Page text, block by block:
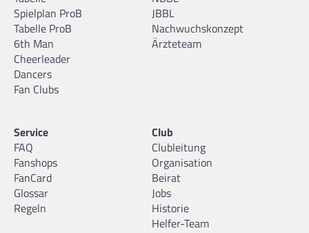
Spielplan ProB
Tabelle ProB
6th Man
Cheerleader
Dancers
Fan Clubs
JBBL
Nachwuchskonzept
Ärzteteam
Service
FAQ
Fanshops
FanCard
Glossar
Regeln
Club
Clubleitung
Organisation
Beirat
Jobs
Historie
Helfer-Team